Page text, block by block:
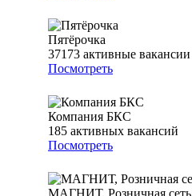
Пятёрочка
37173 активные вакансии
Посмотреть
Компания БКС
185 активных вакансий
Посмотреть